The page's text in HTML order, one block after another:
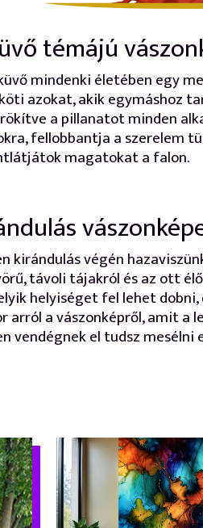
témájú
mindenki életében egy
azokat, akik egymáshoz
a pillanatot minden
fellobbantja a szerelem
magatokat a falon.
kirándulás végén
távoli tájakról és az ott
helyiséget fel lehet
arról a vászonképről, amit
vendégnek el tudsz